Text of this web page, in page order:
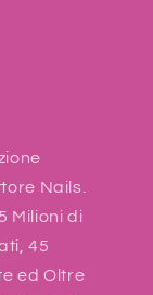
Nails.
Milioni di
45
ed Oltre